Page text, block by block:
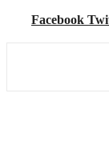
Facebook